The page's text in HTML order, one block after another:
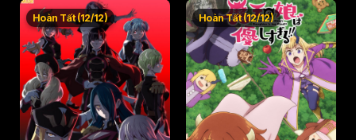
Phoenix
Hoàn Tất (12/12) Hoàn Tất (12/12)